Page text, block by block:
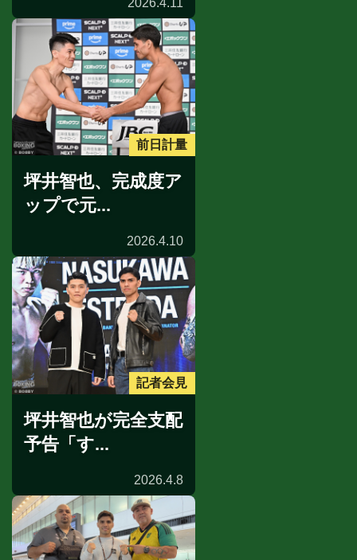
2026.4.11
前日計量
坪井智也、完成度ア
ップで元...
2026.4.10
記者会見
坪井智也が完全支配
予告「す...
2026.4.8